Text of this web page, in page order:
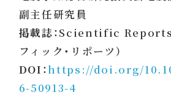
副主任研究員
掲載誌：Scientific Reports
フィック・リポーツ）
DOI：https://doi.org/
6-50913-4